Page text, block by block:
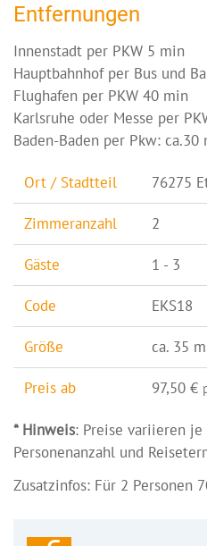
Entfernungen
Innenstadt per PKW 5 min
Hauptbahnhof per Bus und
Flughafen per PKW 40 min
Karlsruhe oder Messe per
Baden-Baden per Pkw: ca.30
Ort / Stadtteil 76275
Zimmeranzahl 2
Gäste 1 - 3
Code EKS18
Größe ca. 35 m
Preis ab 97,50 €
* Hinweis: Preise variieren je
Personenanzahl und
Zusatzinfos: Für 2 Personen